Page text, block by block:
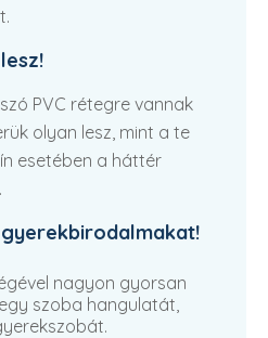
PVC rétegre vannak
olyan lesz, mint a te
esetében a háttér
nagyon gyorsan
szoba hangulatát,